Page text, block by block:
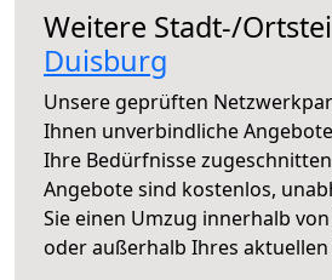
Weitere Stadt-/
Duisburg
Unsere geprüften
Ihnen unverbindliche
Ihre Bedürfnisse
Angebote sind kostenlos,
Sie einen Umzug innerhalb
oder außerhalb Ihres